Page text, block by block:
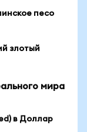
песо
злотый
мира
в Доллар